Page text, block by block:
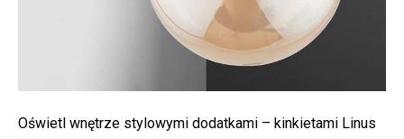
Oświetl wnętrze stylowymi dodatkami – kinkietami Linus